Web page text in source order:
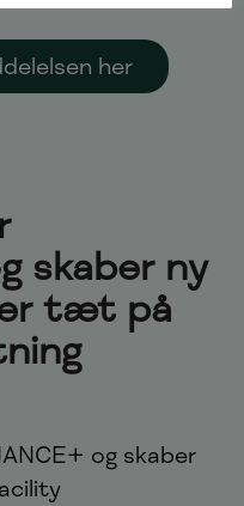
her
skaber ny
tæt på
og skaber